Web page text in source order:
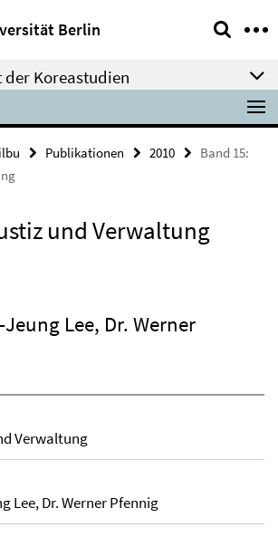
Berlin
Koreastudien
Publikationen 2010
Band 15:
und Verwaltung
Lee, Dr. Werner
Verwaltung
Lee, Dr. Werner Pfennig